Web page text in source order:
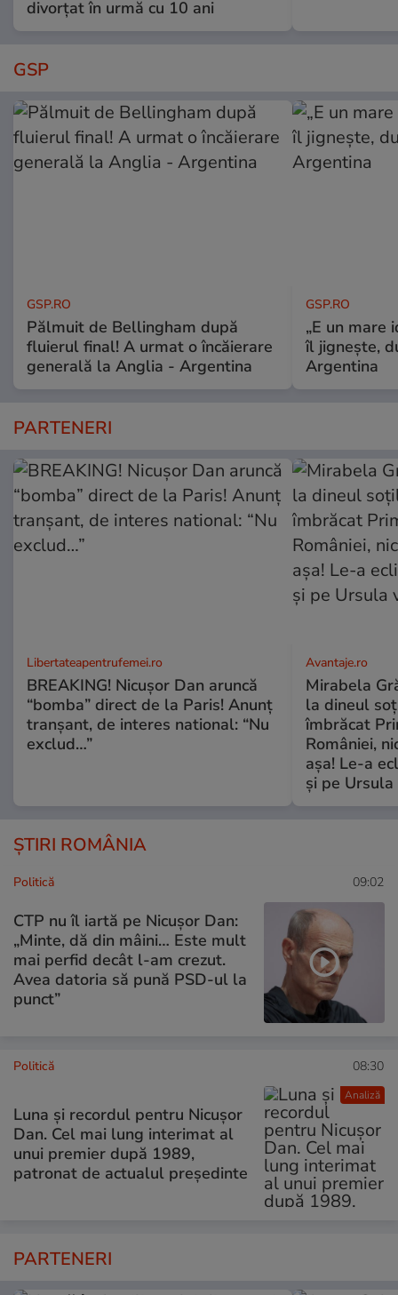
divorțat în urmă cu 10 ani
GSP
GSP.RO
Pălmuit de Bellingham după
fluierul final! A urmat o încăierare
generală la Anglia - Argentina
GSP.RO
„E un mare
îl jignește,
Argentina
PARTENERI
Libertateapentrufemei.ro
BREAKING! Nicușor Dan aruncă
“bomba” direct de la Paris! Anunț
tranșant, de interes national: “Nu
exclud…”
Avantaje.ro
Mirabela
la dineul
îmbrăcat
României,
așa! Le-a
și pe
ȘTIRI ROMÂNIA
Politică 09:02
CTP nu îl iartă pe Nicușor Dan:
„Minte, dă din mâini… Este mult
mai perfid decât l-am crezut.
Avea datoria să pună PSD-ul la
punct”
Analiză
Politică 08:30
Luna și recordul pentru Nicușor
Dan. Cel mai lung interimat al
unui premier după 1989,
patronat de actualul președinte
PARTENERI